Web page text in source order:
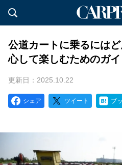
公道カートに乗るには
心して楽しむためのガイ
更新日：2025.10.22
シェア ツイート ブ